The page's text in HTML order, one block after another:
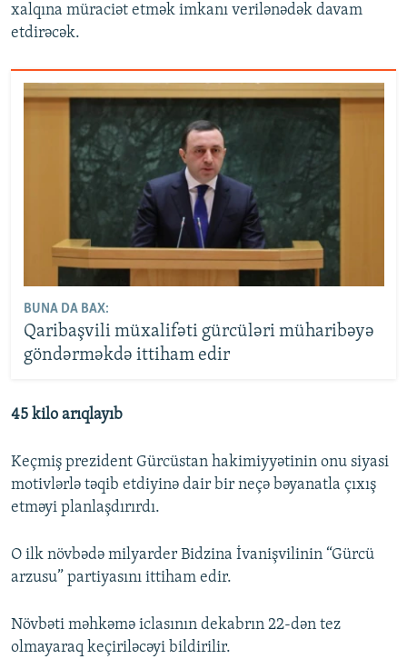
xalqına müraciət etmək imkanı verilənədək davam
etdirəcək.
BUNA DA BAX:
Qaribaşvili müxalifəti gürcüləri müharibəyə
göndərməkdə ittiham edir
45 kilo arıqlayıb
Keçmiş prezident Gürcüstan hakimiyyətinin onu siyasi
motivlərlə təqib etdiyinə dair bir neçə bəyanatla çıxış
etməyi planlaşdırırdı.
O ilk növbədə milyarder Bidzina İvanişvilinin “Gürcü
arzusu” partiyasını ittiham edir.
Növbəti məhkəmə iclasının dekabrın 22-dən tez
olmayaraq keçiriləcəyi bildirilir.